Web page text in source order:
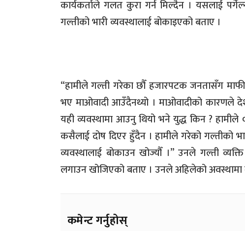
कार्यकर्ताले गलत कुरा गर्न मिल्दैन । यसलाई
गल्तीको भारी व्यवस्थालाई बोकाइएको बताए ।
“हामीले गल्ती गरेका छौँ हजारपटक जनतासँग माफी
भए माओवादी आउँदैनथ्यो । माओवादीको कारणले
यही व्यवस्थामा आउनु थियो भने युद्ध किन?हामीले
कसैलाई दोष दिएर हुँदैन । हामीले गरेको गल्तीको
व्यवस्थालाई बोकाउन खोज्यौँ ।” उनले गल्ती
लगाउन खोजिएको बताए । उनले अहिलेको अवस्थामा
कमेन्ट गर्नुहोस्